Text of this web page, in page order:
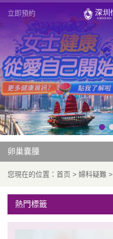
立即預約
卵巢囊腫
您現在的位置： 首页 > 婦科疑難 >
熱門標籤